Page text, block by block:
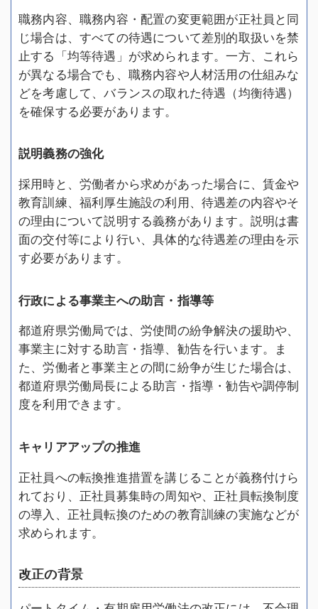
職務内容、職務内容・配置の変更範囲が正社員と同
じ場合は、すべての待遇について差別的取扱いを禁
止する「均等待遇」が求められます。一方、これら
が異なる場合でも、職務内容や人材活用の仕組みな
どを考慮して、バランスの取れた待遇（均衡待遇）
を確保する必要があります。
説明義務の強化
採用時と、労働者から求めがあった場合に、賃金や
教育訓練、福利厚生施設の利用、待遇差の内容やそ
の理由について説明する義務があります。説明は書
面の交付等により行い、具体的な待遇差の理由を示
す必要があります。
行政による事業主への助言・指導等
都道府県労働局では、労使間の紛争解決の援助や、
事業主に対する助言・指導、勧告を行います。ま
た、労働者と事業主との間に紛争が生じた場合は、
都道府県労働局長による助言・指導・勧告や調停制
度を利用できます。
キャリアアップの推進
正社員への転換推進措置を講じることが義務付けら
れており、正社員募集時の周知や、正社員転換制度
の導入、正社員転換のための教育訓練の実施などが
求められます。
改正の背景